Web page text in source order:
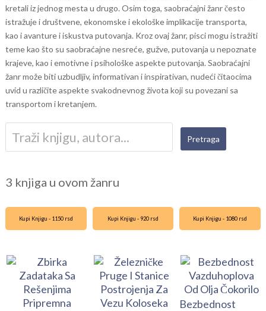
kretali iz jednog mesta u drugo. Osim toga, saobraćajni žanr često
istražuje i društvene, ekonomske i ekološke implikacije transporta,
kao i avanture i iskustva putovanja. Kroz ovaj žanr, pisci mogu istražiti
teme kao što su saobraćajne nesreće, gužve, putovanja u nepoznate
krajeve, kao i emotivne i psihološke aspekte putovanja. Saobraćajni
žanr može biti uzbudljiv, informativan i inspirativan, nudeći čitaocima
uvid u različite aspekte svakodnevnog života koji su povezani sa
transportom i kretanjem.
3 knjiga u ovom žanru
Kupi Knjigu - 1150 rsd Kupi Knjigu - 920 rsd Kupi Knjigu - 1080 rsd
Bezbednost